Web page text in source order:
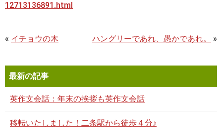
12713136891.html
« イチョウの木 ハングリーであれ、愚かであれ。 »
最新の記事
英作文会話：年末の挨拶も英作文会話
移転いたしました！二条駅から徒歩４分♪